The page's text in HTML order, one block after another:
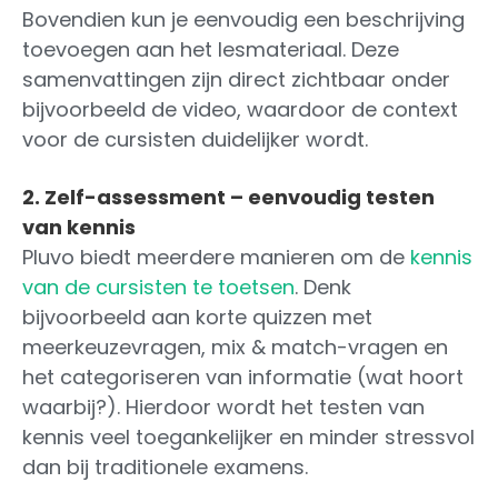
Bovendien kun je eenvoudig een beschrijving
toevoegen aan het lesmateriaal. Deze
samenvattingen zijn direct zichtbaar onder
bijvoorbeeld de video, waardoor de context
voor de cursisten duidelijker wordt.
2. Zelf-assessment – eenvoudig testen
van kennis
Pluvo biedt meerdere manieren om de kennis
van de cursisten te toetsen. Denk
bijvoorbeeld aan korte quizzen met
meerkeuzevragen, mix & match-vragen en
het categoriseren van informatie (wat hoort
waarbij?). Hierdoor wordt het testen van
kennis veel toegankelijker en minder stressvol
dan bij traditionele examens.